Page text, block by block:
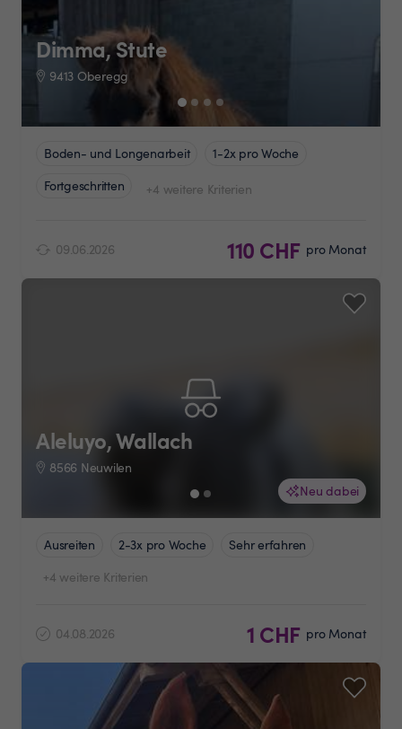
Dimma, Stute
9413 Oberegg
Boden- und Longenarbeit
1-2x pro Woche
Fortgeschritten
+4 weitere Kriterien
09.06.2026 110 CHF pro Monat
Neu dabei
Aleluyo, Wallach
8566 Neuwilen
Ausreiten 2-3x pro Woche
Sehr erfahren
+4 weitere Kriterien
04.08.2026 1 CHF pro Monat